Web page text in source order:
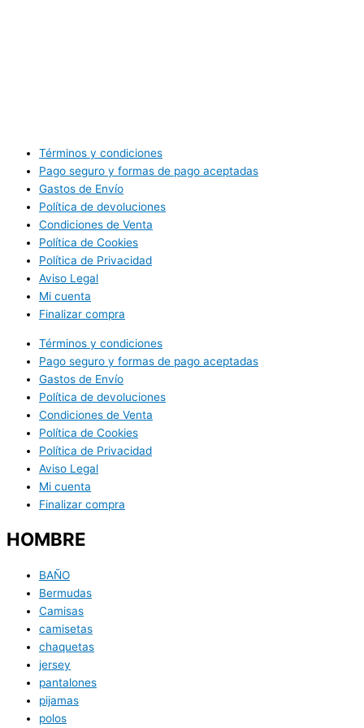
Términos y condiciones
Pago seguro y formas de pago aceptadas
Gastos de Envío
Política de devoluciones
Condiciones de Venta
Política de Cookies
Política de Privacidad
Aviso Legal
Mi cuenta
Finalizar compra
Términos y condiciones
Pago seguro y formas de pago aceptadas
Gastos de Envío
Política de devoluciones
Condiciones de Venta
Política de Cookies
Política de Privacidad
Aviso Legal
Mi cuenta
Finalizar compra
HOMBRE
BAÑO
Bermudas
Camisas
camisetas
chaquetas
jersey
pantalones
pijamas
polos